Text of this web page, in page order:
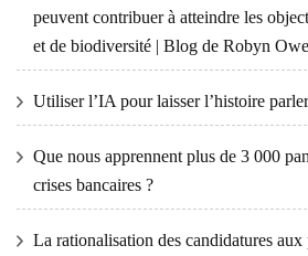
peuvent contribuer à atteindre les
et de biodiversité | Blog de Robyn
Utiliser l’IA pour laisser l’histoire
Que nous apprennent plus de 3 000
crises bancaires ?
La rationalisation des candidatures